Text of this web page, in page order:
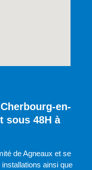
en-
sous 48H à
de Agneaux et se
ainsi que